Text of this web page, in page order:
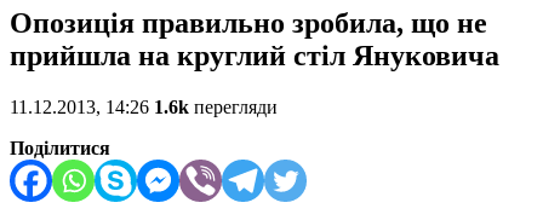
Опозиція правильно зробила, що не
прийшла на круглий стіл Януковича
11.12.2013, 14:26 1.6k перегляди
Поділитися